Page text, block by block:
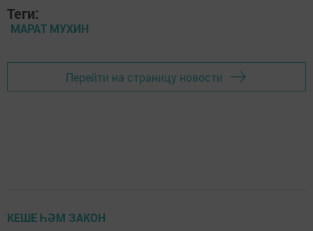
Теги:
МАРАТ МУХИН
Перейти на страницу новости
КЕШЕ ҺӘМ ЗАКОН